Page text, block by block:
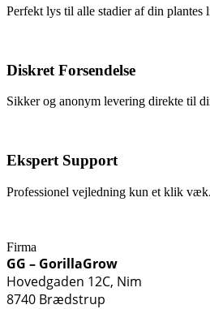
Perfekt lys til alle stadier af din plantes
Diskret Forsendelse
Sikker og anonym levering direkte til
Ekspert Support
Professionel vejledning kun et klik væk.
Firma
GG – GorillaGrow
Hovedgaden 12C, Nim
8740 Brædstrup